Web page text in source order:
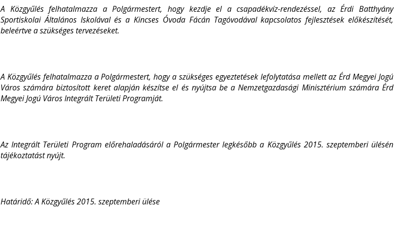
A Közgyűlés felhatalmazza a Polgármestert, hogy kezdje el a csapadékvíz-rendezéssel, az Érdi Batthyány
Sportiskolai Általános Iskolával és a Kincses Óvoda Fácán Tagóvodával kapcsolatos fejlesztések előkészítését,
beleértve a szükséges tervezéseket.
A Közgyűlés felhatalmazza a Polgármestert, hogy a szükséges egyeztetések lefolytatása mellett az Érd Megyei Jogú
Város számára biztosított keret alapján készítse el és nyújtsa be a Nemzetgazdasági Minisztérium számára Érd
Megyei Jogú Város Integrált Területi Programját.
Az Integrált Területi Program előrehaladásáról a Polgármester legkésőbb a Közgyűlés 2015. szeptemberi ülésén
tájékoztatást nyújt.
Határidő: A Közgyűlés 2015. szeptemberi ülése